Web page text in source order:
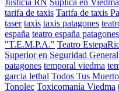
Justicia RN Suplica en Viedma
tarifa de taxis Tarifa de taxis
taser taxis taxis patagones
españa teatro españa patagones
"T.E.M.P.A." Teatro
Superior en Seguridad General
patagones temporal viedma
garcia lethal Todos Tus
Tonolec Toxicomanía Viedma